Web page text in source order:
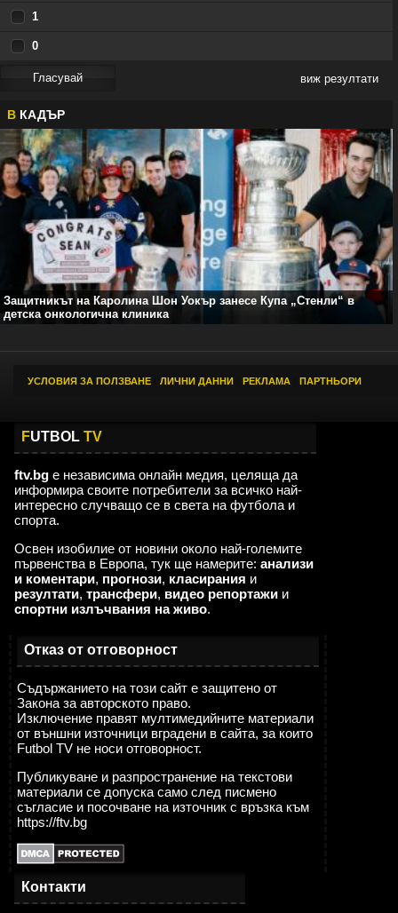
1
0
виж резултати
В КАДЪР
Защитникът на Каролина Шон Уокър занесе Купа „Стенли“ в
детска онкологична клиника
УСЛОВИЯ ЗА ПОЛЗВАНЕ ЛИЧНИ ДАННИ РЕКЛАМА ПАРТНЬОРИ
FUTBOL TV
ftv.bg е независима онлайн медия, целяща да
информира своите потребители за всичко най-
интересно случващо се в света на футбола и
спорта.
Освен изобилие от новини около най-големите
първенства в Европа, тук ще намерите: анализи
и коментари, прогнози, класирания и
резултати, трансфери, видео репортажи и
спортни излъчвания на живо.
Отказ от отговорност
Съдържанието на този сайт е защитено от
Закона за авторското право.
Изключение правят мултимедийните материали
от външни източници вградени в сайта, за които
Futbol TV не носи отговорност.
Публикуване и разпространение на текстови
материали се допуска само след писмено
съгласие и посочване на източник с връзка към
https://ftv.bg
Контакти